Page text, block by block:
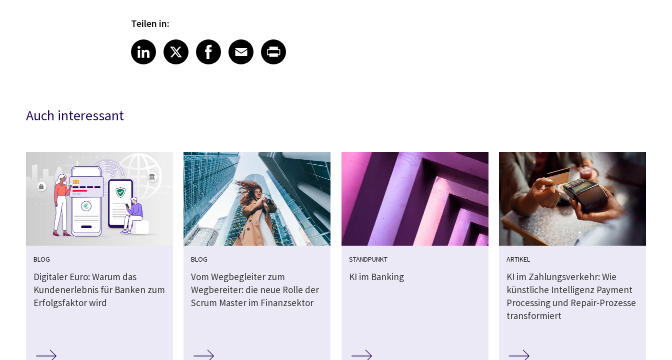
Teilen in:
Share article on LinkedIn
LinkedIn
Share article on X
XShare article on Facebook
Facebook
Share article on Email
Email
Share article on Print
Auch interessant
BLOG
Digitaler Euro: Warum das
Kundenerlebnis für Banken zum
Erfolgsfaktor wird
BLOG
Vom Wegbegleiter zum
Wegbereiter: die neue Rolle der
Scrum Master im Finanzsektor
STANDPUNKT
KI im Banking
ARTIKEL
KI im Zahlungsverkehr: Wie
künstliche Intelligenz Payment
Processing und Repair-Prozesse
transformiert